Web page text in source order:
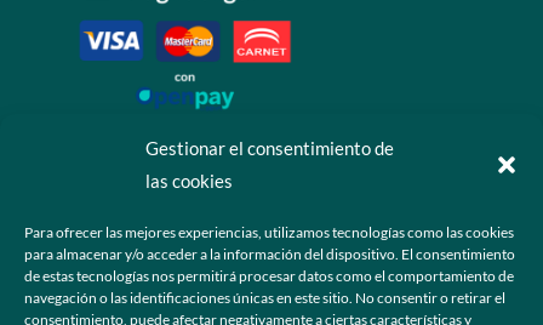
Gestionar el consentimiento de
las cookies
Para ofrecer las mejores experiencias, utilizamos tecnologías como las cookies
para almacenar y/o acceder a la información del dispositivo. El consentimiento
de estas tecnologías nos permitirá procesar datos como el comportamiento de
navegación o las identificaciones únicas en este sitio. No consentir o retirar el
consentimiento, puede afectar negativamente a ciertas características y
 +52 55 6173 7725 (Ventas)
 hola@grupo-omk.com